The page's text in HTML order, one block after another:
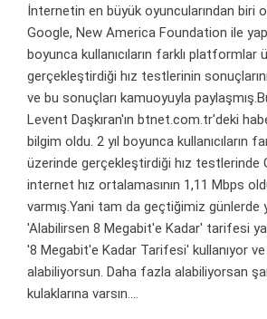
İnternetin en büyük oyuncularından biri
Google, New America Foundation ile
boyunca kullanıcıların farklı platformlar
gerçekleştirdiği hız testlerinin
ve bu sonuçları kamuoyuyla
Levent Daşkıran'ın btnet.com.tr'deki
bilgim oldu. 2 yıl boyunca kullanıcıların
üzerinde gerçekleştirdiği hız testlerinde
internet hız ortalamasının 1,11 Mbps
varmış.Yani tam da geçtiğimiz günlerde
'Alabilirsen 8 Megabit'e Kadar' tarifesi
'8 Megabit'e Kadar Tarifesi' kullanıyor
alabiliyorsun. Daha fazla alabiliyorsan
kulaklarına varsın....